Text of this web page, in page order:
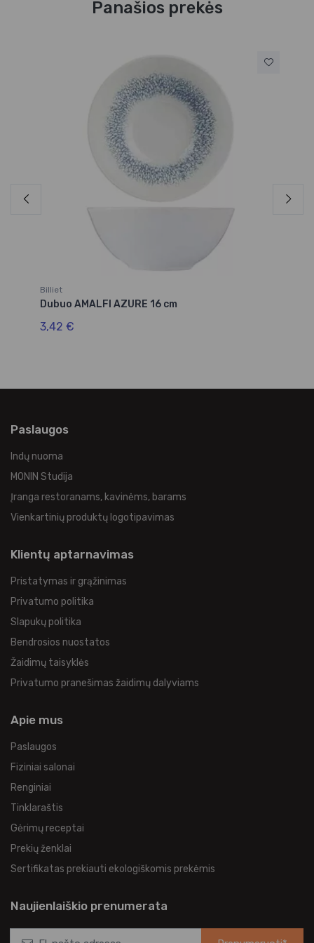
Panašios prekės
Billiet
Dubuo AMALFI AZURE 16 cm
3,42 €
Paslaugos
Indų nuoma
MONIN Studija
Įranga restoranams, kavinėms, barams
Vienkartinių produktų logotipavimas
Klientų aptarnavimas
Pristatymas ir grąžinimas
Privatumo politika
Slapukų politika
Bendrosios nuostatos
Žaidimų taisyklės
Privatumo pranešimas žaidimų dalyviams
Apie mus
Paslaugos
Fiziniai salonai
Renginiai
Tinklaraštis
Gėrimų receptai
Prekių ženklai
Sertifikatas prekiauti ekologiškomis prekėmis
Naujienlaiškio prenumerata